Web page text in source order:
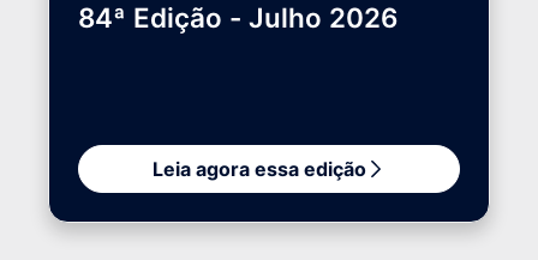
84ª Edição - Julho 2026
Leia agora essa edição